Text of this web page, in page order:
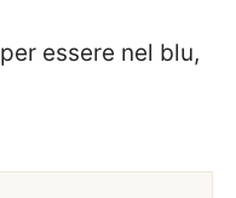
essere nel blu,